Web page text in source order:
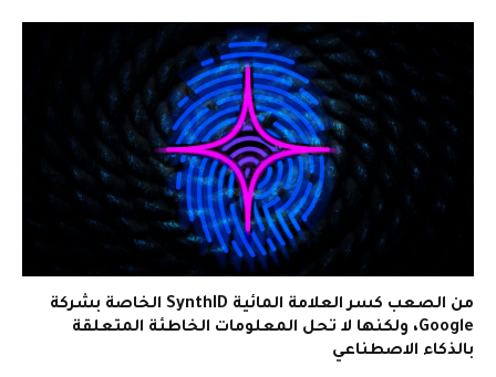
من الصعب كسر العلامة المائية SynthID الخاصة بشركة
Google، ولكنها لا تحل المعلومات الخاطئة المتعلقة
بالذكاء الاصطناعي